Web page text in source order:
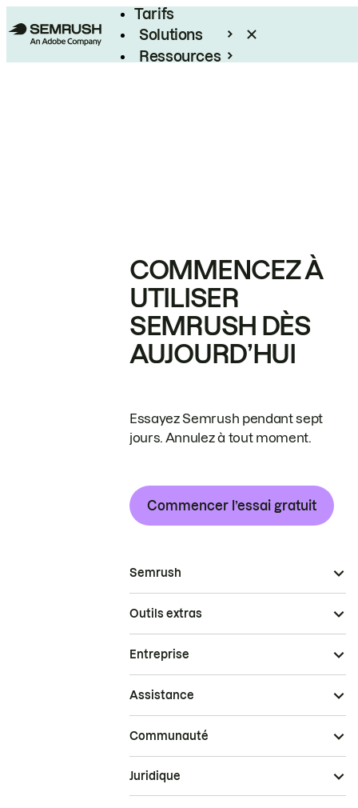
Tarifs
Solutions
Ressources
COMMENCEZ À
UTILISER
SEMRUSH DÈS
AUJOURD’HUI
Essayez Semrush pendant sept
jours. Annulez à tout moment.
Commencer l’essai gratuit
Semrush
Outils extras
Entreprise
Assistance
Communauté
Juridique